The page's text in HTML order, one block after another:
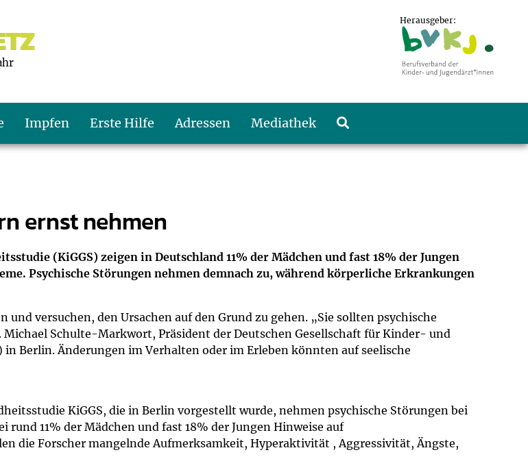
Herausgeber:
Impfen Erste Hilfe Adressen Mediathek
ernst nehmen
(KiGGS) zeigen in Deutschland 11% der Mädchen und fast 18% der Jungen
Psychische Störungen nehmen demnach zu, während körperliche Erkrankungen
versuchen, den Ursachen auf den Grund zu gehen. „Sie sollten psychische
Schulte-Markwort, Präsident der Deutschen Gesellschaft für Kinder- und
Berlin. Änderungen im Verhalten oder im Erleben könnten auf seelische
KiGGS, die in Berlin vorgestellt wurde, nehmen psychische Störungen bei
11% der Mädchen und fast 18% der Jungen Hinweise auf
die Forscher mangelnde Aufmerksamkeit, Hyperaktivität , Aggressivität, Ängste,